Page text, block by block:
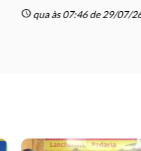
schedulequa às 07:46 de 29/07/